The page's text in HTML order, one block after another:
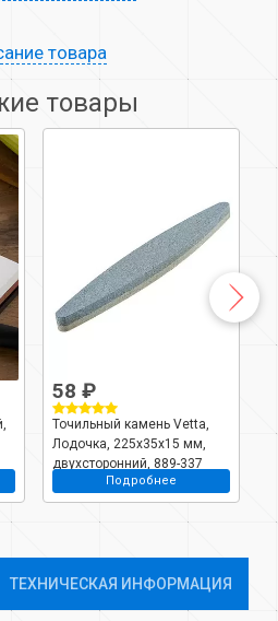
товара
товары
58 ₽
Точильный камень Vetta,
Лодочка, 225х35х15 мм,
двухсторонний, 889-337
Подробнее
ТЕХНИЧЕСКАЯ ИНФОРМАЦИЯ